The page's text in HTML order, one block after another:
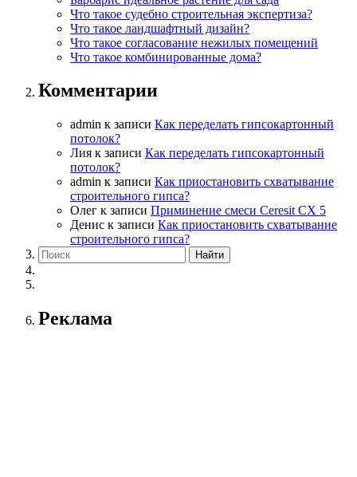
Что такое судебно строительная экспертиза?
Что такое ландшафтный дизайн?
Что такое согласование нежилых помещений
Что такое комбинированные дома?
Комментарии
admin к записи Как переделать гипсокартонный
потолок?
Лия к записи Как переделать гипсокартонный
потолок?
admin к записи Как приостановить схватывание
строительного гипса?
Олег к записи Приминение смеси Ceresit СХ 5
Денис к записи Как приостановить схватывание
строительного гипса?
Реклама